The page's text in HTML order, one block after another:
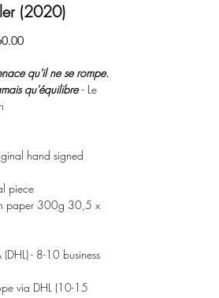
(2020)
價
qu'il ne se rompe.
qu'équilibre- Le
hand signed
piece
paper 300g 30,5 x
- 8-10 business
via DHL (10-15